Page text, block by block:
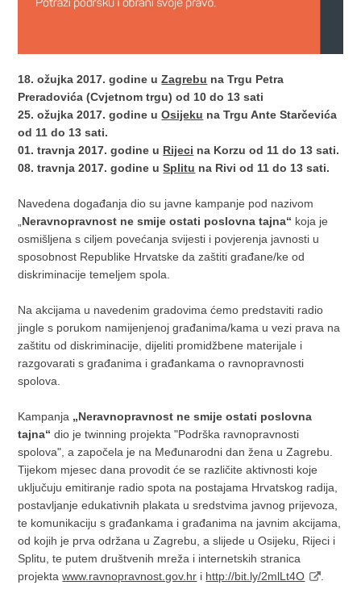
18. ožujka 2017. godine uZagrebu na Trgu Petra
Preradovića (Cvjetnom trgu) od 10 do 13 sati
25. ožujka 2017. godine uOsijeku na Trgu Ante Starčevića
od 11 do 13 sati.
01. travnja 2017. godine u Rijeci na Korzu od 11 do 13 sati.
08. travnja 2017. godine uSplitu na Rivi od 11 do 13 sati.
Navedena događanja dio su javne kampanje pod nazivom
Neravnopravnost ne smije ostati poslovna tajna“ koja je
osmišljena s ciljem povećanja svijesti i povjerenja javnosti u
sposobnost Republike Hrvatske da zaštiti građane/ke od
diskriminacije temeljem spola.
Na akcijama u navedenim gradovima ćemo predstaviti radio
jingle s porukom namijenjenoj građanima/kama u vezi prava na
zaštitu od diskriminacije, dijeliti promidžbene materijale i
razgovarati s građanima i građankama o ravnopravnosti
spolova.
Kampanja „Neravnopravnost ne smije ostati poslovna
tajna“ dio je twinning projekta "Podrška ravnopravnosti
spolova", a započela je na Međunarodni dan žena u Zagrebu.
Tijekom mjesec dana provodit će se različite aktivnosti koje
uključuju emitiranje radio spota na postajama Hrvatskog radija,
postavljanje edukativnih plakata u sredstvima javnog prijevoza,
te komunikaciju s građankama i građanima na javnim akcijama,
od kojih je prva održana u Zagrebu, a slijede u Osijeku, Rijeci i
Splitu, te putem društvenih mreža i internetskih stranica
projektawww.ravnopravnost.gov.hr i http://bit.ly/2mlLt4O